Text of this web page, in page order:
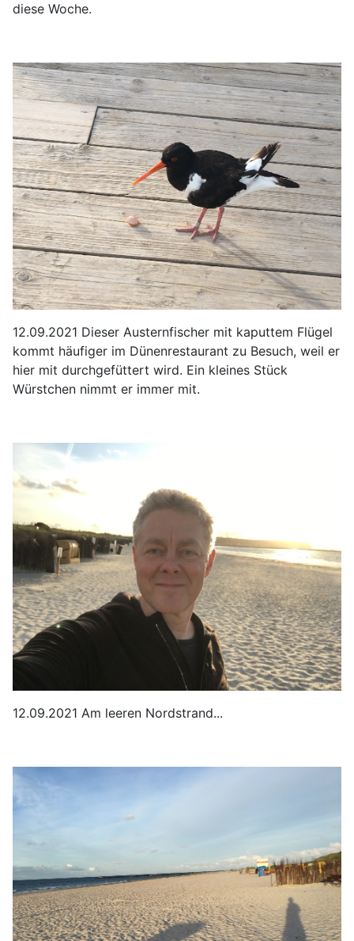
diese Woche.
12.09.2021 Dieser Austernfischer mit kaputtem Flügel
kommt häufiger im Dünenrestaurant zu Besuch, weil er
hier mit durchgefüttert wird. Ein kleines Stück
Würstchen nimmt er immer mit.
12.09.2021 Am leeren Nordstrand...